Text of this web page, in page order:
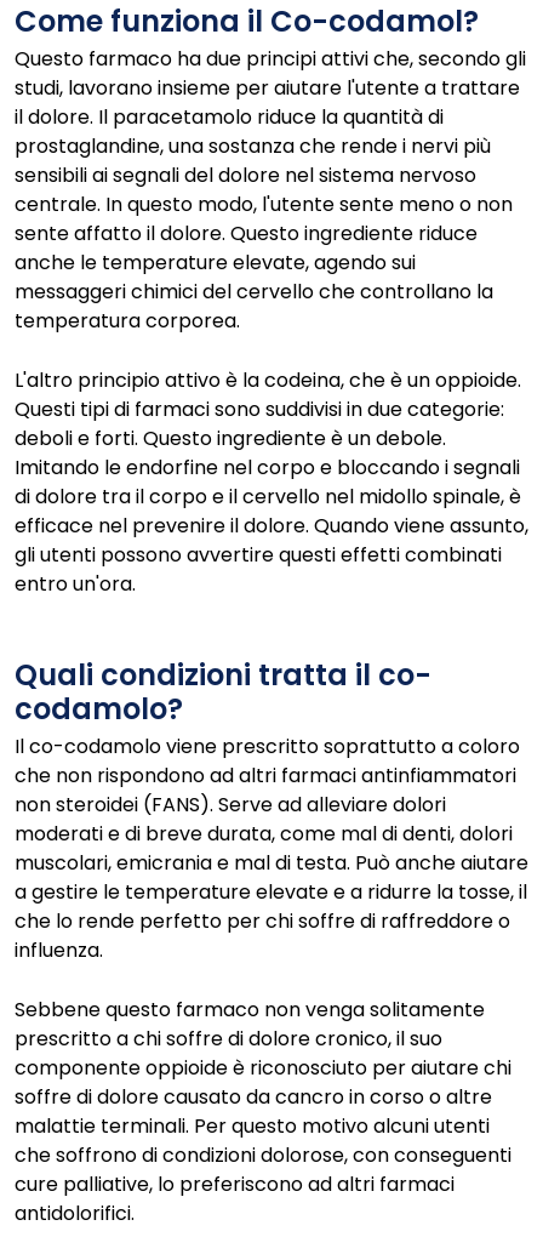
Come funziona il Co-codamol?
Questo farmaco ha due principi attivi che, secondo gli
studi, lavorano insieme per aiutare l'utente a trattare
il dolore. Il paracetamolo riduce la quantità di
prostaglandine, una sostanza che rende i nervi più
sensibili ai segnali del dolore nel sistema nervoso
centrale. In questo modo, l'utente sente meno o non
sente affatto il dolore. Questo ingrediente riduce
anche le temperature elevate, agendo sui
messaggeri chimici del cervello che controllano la
temperatura corporea.
L'altro principio attivo è la codeina, che è un oppioide.
Questi tipi di farmaci sono suddivisi in due categorie:
deboli e forti. Questo ingrediente è un debole.
Imitando le endorfine nel corpo e bloccando i segnali
di dolore tra il corpo e il cervello nel midollo spinale, è
efficace nel prevenire il dolore. Quando viene assunto,
gli utenti possono avvertire questi effetti combinati
entro un'ora.
Quali condizioni tratta il co-
codamolo?
Il co-codamolo viene prescritto soprattutto a coloro
che non rispondono ad altri farmaci antinfiammatori
non steroidei (FANS). Serve ad alleviare dolori
moderati e di breve durata, come mal di denti, dolori
muscolari, emicrania e mal di testa. Può anche aiutare
a gestire le temperature elevate e a ridurre la tosse, il
che lo rende perfetto per chi soffre di raffreddore o
influenza.
Sebbene questo farmaco non venga solitamente
prescritto a chi soffre di dolore cronico, il suo
componente oppioide è riconosciuto per aiutare chi
soffre di dolore causato da cancro in corso o altre
malattie terminali. Per questo motivo alcuni utenti
che soffrono di condizioni dolorose, con conseguenti
cure palliative, lo preferiscono ad altri farmaci
antidolorifici.